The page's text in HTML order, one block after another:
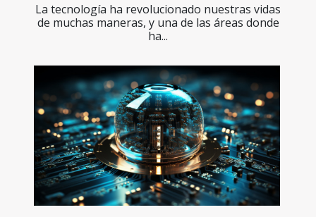
La tecnología ha revolucionado nuestras vidas
de muchas maneras, y una de las áreas donde
ha...